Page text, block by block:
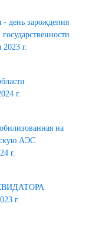
- день зарождения
2023 г.
г.
на
АЭС
г.
г.